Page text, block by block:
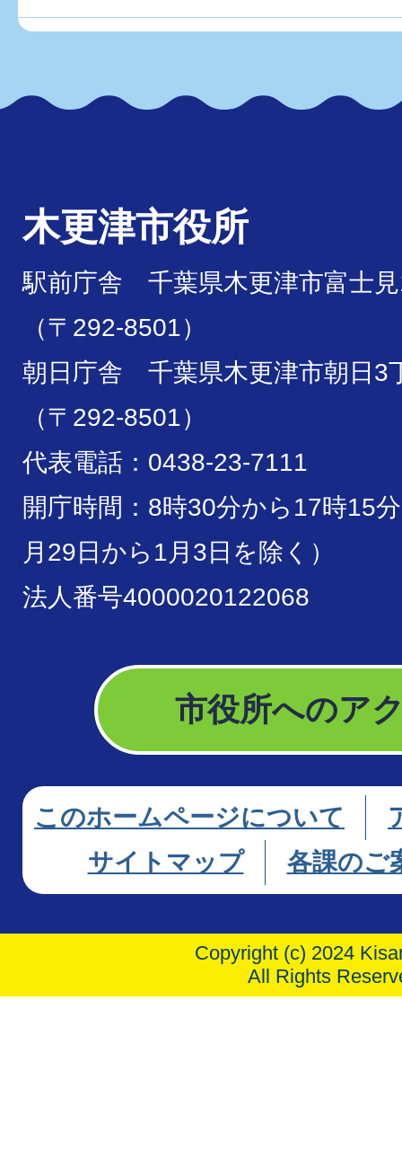
木更津市役所
駅前庁舎 千葉県木更津市富士
（〒292-8501）
朝日庁舎 千葉県木更津市朝日3
（〒292-8501）
代表電話：0438-23-7111
開庁時間：8時30分から17時15
月29日から1月3日を除く）
法人番号4000020122068
市役所へのア
このホームページについて
サイトマップ
各課のご
Copyright (c) 2024
All Rights